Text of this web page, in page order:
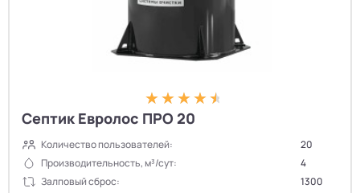
Септик Евролос ПРО 20
Количество пользователей:
20
Производительность, м³/сут:
4
Залповый сброс:
1300